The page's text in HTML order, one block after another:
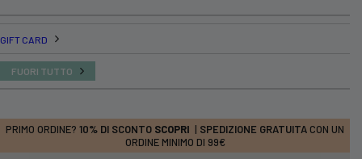
GIFT CARD
FUORI TUTTO
PRIMO ORDINE? 10% DI SCONTO SCOPRI | SPEDIZIONE GRATUITA CON UN
ORDINE MINIMO DI 99€